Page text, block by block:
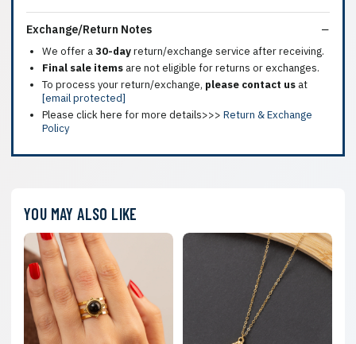
Exchange/Return Notes
We offer a30-dayreturn/exchange service after receiving.
Final sale items are not eligible for returns or exchanges.
To process your return/exchange, please contact us at
[email protected]
Please click here for more details>>> Return & Exchange
Policy
YOU MAY ALSO LIKE